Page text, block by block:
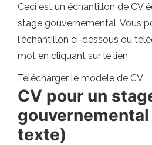
Ceci est un échantillon de CV
stage gouvernemental. Vous
l'échantillon ci-dessous ou
mot en cliquant sur le lien.
Télécharger le modèle de CV
CV pour un
texte)